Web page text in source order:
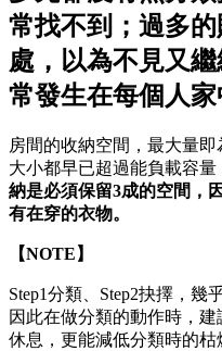
常找不到；過多
處，以為不見又
常發生在每個人家
房間的收納空間，最大量
大小都早已超過能負載容量
納是必須保留3成的空間，
有在穿的衣物。
【NOTE】
Step1分類、Step2抉擇，幾
因此在做分類的動作時，
休息，更能減低分類時的枯